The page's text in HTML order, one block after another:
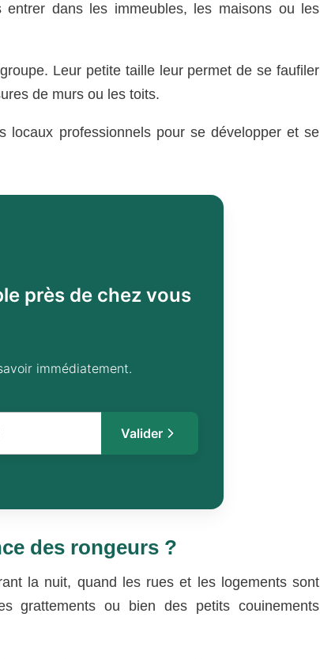
dans les immeubles, les maisons ou les
Leur petite taille leur permet de se faufiler
de murs ou les toits.
professionnels pour se développer et se
près de chez vous
immédiatement.
Valider
des rongeurs ?
la nuit, quand les rues et les logements sont
grattements ou bien des petits couinements